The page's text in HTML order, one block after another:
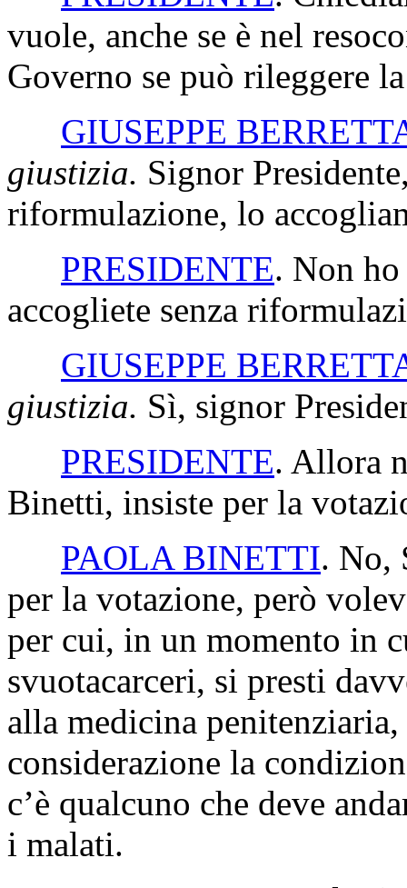
vuole, anche se è nel
Governo se può rileggere
GIUSEPPE
giustizia. Signor
riformulazione, lo
PRESIDENTE. Non
accogliete senza
GIUSEPPE
giustizia. Sì, signor
PRESIDENTE. Allora
Binetti, insiste per la
PAOLA BINETTI. No,
per la votazione, però
per cui, in un momento in
svuotacarceri, si presti
alla medicina
considerazione la
c’è qualcuno che deve
i malati.